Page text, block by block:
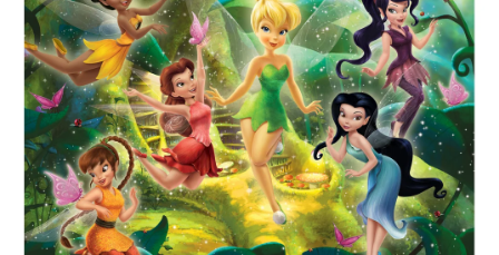
0,0
hvězdiček.